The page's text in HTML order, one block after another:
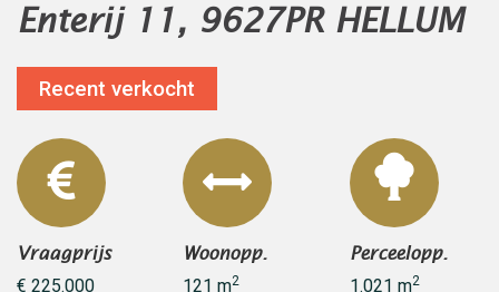
Enterij 11, 9627PR HELLUM
Recent verkocht
Vraagprijs
€ 225.000
Woonopp.
121 m2
Perceelopp.
1.021 m2